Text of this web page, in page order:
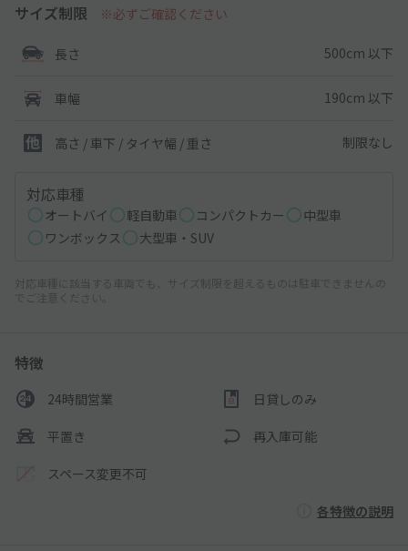
サイズ制限 ※必ずご確認ください
長さ 500cm 以下
車幅 190cm 以下
高さ / 車下 / タイヤ幅 / 重さ 制限なし
対応車種
オートバイ 軽自動車 コンパクトカー
中型車
ワンボックス
大型車・SUV
対応車種に該当する車両でも、サイズ制限を超えるものは駐車できませんの
でご注意ください。
特徴
24時間営業 日貸しのみ
平置き 再入庫可能
スペース変更不可
各特徴の説明